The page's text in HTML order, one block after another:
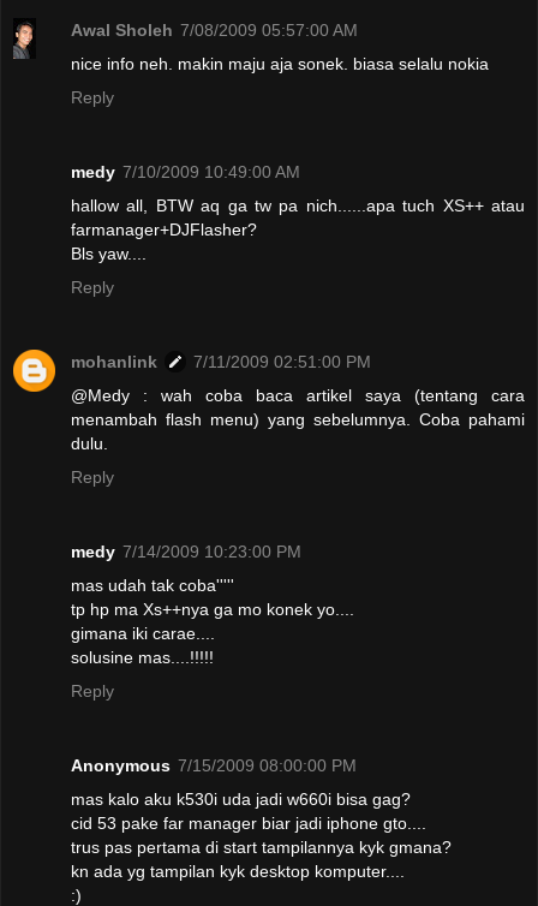
Awal Sholeh 7/08/2009 05:57:00 AM
nice info neh. makin maju aja sonek. biasa selalu nokia
Reply
medy 7/10/2009 10:49:00 AM
hallow all, BTW aq ga tw pa nich......apa tuch XS++ atau
farmanager+DJFlasher?
Bls yaw....
Reply
mohanlink
7/11/2009 02:51:00 PM
@Medy : wah coba baca artikel saya (tentang cara
menambah flash menu) yang sebelumnya. Coba pahami
dulu.
Reply
medy 7/14/2009 10:23:00 PM
mas udah tak coba'''''
tp hp ma Xs++nya ga mo konek yo....
gimana iki carae....
solusine mas....!!!!!
Reply
Anonymous 7/15/2009 08:00:00 PM
mas kalo aku k530i uda jadi w660i bisa gag?
cid 53 pake far manager biar jadi iphone gto....
trus pas pertama di start tampilannya kyk gmana?
kn ada yg tampilan kyk desktop komputer....
:)